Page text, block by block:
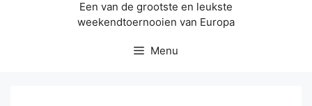
Een van de grootste en leukste
weekendtoernooien van Europa
Menu